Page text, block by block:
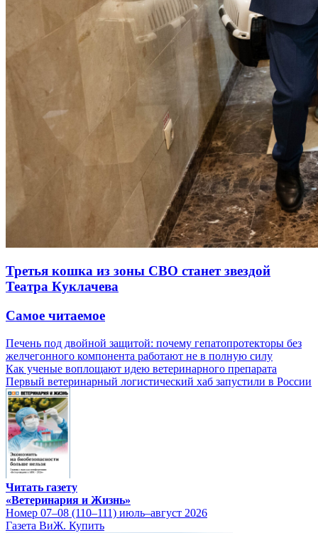
Третья кошка из зоны СВО станет звездой
Театра Куклачева
Самое читаемое
Печень под двойной защитой: почему гепатопротекторы без
желчегонного компонента работают не в полную силу
Как ученые воплощают идею ветеринарного препарата
Первый ветеринарный логистический хаб запустили в России
Читать газету
«Ветеринария и Жизнь»
Номер 07–08 (110–111) июль–август 2026
Газета ВиЖ. Купить